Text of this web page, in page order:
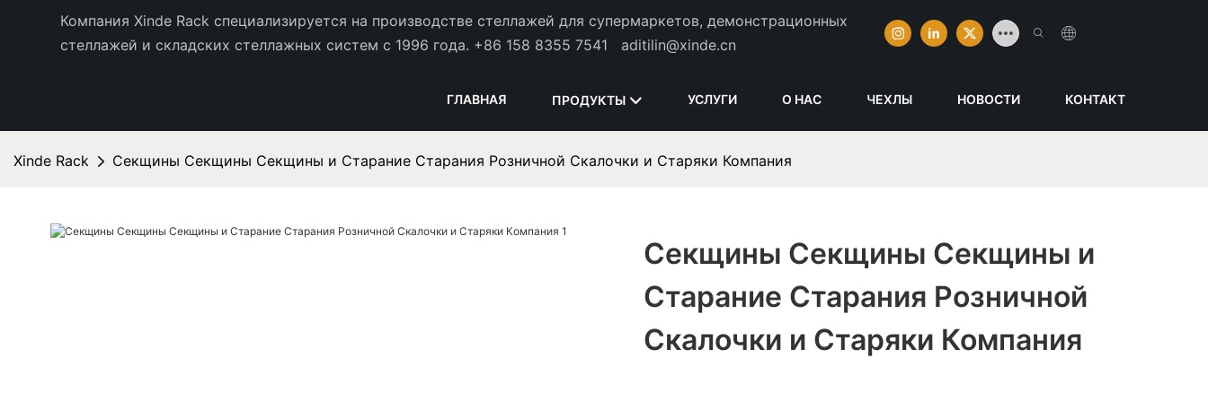
Компания Xinde Rack специализируется на производстве стеллажей для супермаркетов, демонстрационных
стеллажей и складских стеллажных систем с 1996 года. +86 158 8355 7541 aditilin@xinde.cn
ГЛАВНАЯ ПРОДУКТЫ УСЛУГИ О НАС ЧЕХЛЫ НОВОСТИ КОНТАКТ
Xinde Rack Секщины Секщины Секщины и Старание Старания Розничной Скалочки и Старяки Компания
Секщины Секщины Секщины и
Старание Старания Розничной
Скалочки и Старяки Компания